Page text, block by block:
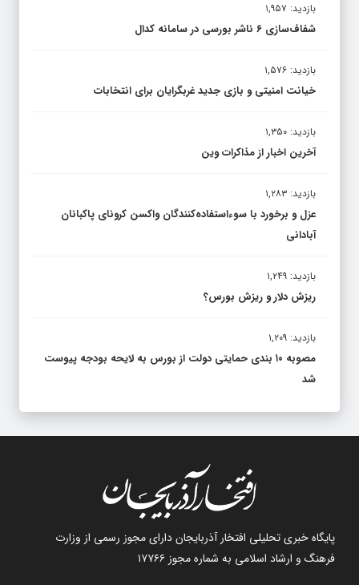
بازدید: ۱,۹۵۷
شفاف‌سازی ۶ ناشر بورسی در سامانه کدال
بازدید: ۱,۵۷۶
خیانت امنیتی و بازی جدید غربگرایان برای انتخابات
بازدید: ۱,۳۵۰
آخرین اخبار از مذاکرات وین
بازدید: ۱,۲۸۳
عزل و برخورد با سوءاستفاده‌کنندگان واکسن کرونای پاکبانان
آبادانی
بازدید: ۱,۲۴۹
ریزش دلار و ریزش بورس؟
بازدید: ۱,۲۰۹
مصوبه ۱۰ بندی حمایتی دولت از بورس به لایحه بودجه پیوست
شد
پایگاه خبری تحلیلی افتخار آذربایجان دارای مجوز رسمی از وزارت
فرهنگ و ارشاد اسلامی به شماره مجوز ۱۷۷۶۶